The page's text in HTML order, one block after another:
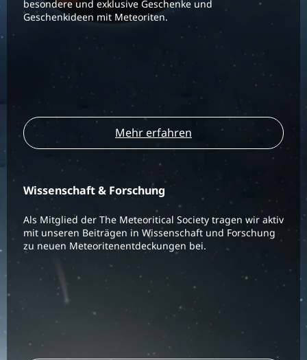
besondere und exklusive Geschenke und
Geschenkideen mit Meteoriten.
Mehr erfahren
Wissenschaft & Forschung
Als Mitglied der The Meteoritical Society tragen wir aktiv
mit unseren Beiträgen in Wissenschaft und Forschung
zu neuen Meteoritenentdeckungen bei.